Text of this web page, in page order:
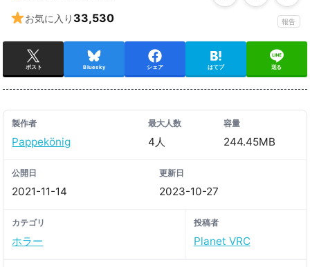
お気に入り 33,530 報告
ポスト Bluesky シェア はてブ 送る
製作者
Pappekönig
最大人数
4人
容量
244.45MB
公開日
2021-11-14
更新日
2023-10-27
カテゴリ
ホラー
投稿者
Planet VRC